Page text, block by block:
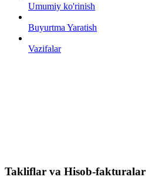
Umumiy ko'rinish
Buyurtma Yaratish
Vazifalar
Takliflar va Hisob-fakturalar